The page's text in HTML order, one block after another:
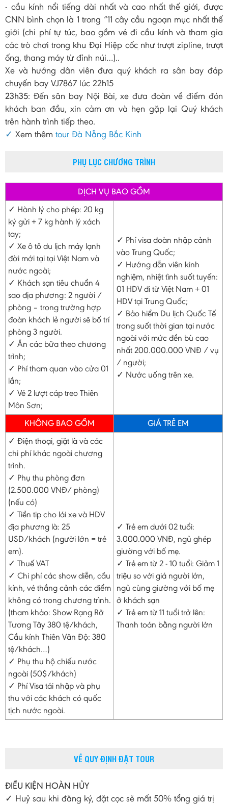
- cầu kính nổi tiếng dài nhất và cao nhất thế giới, được
CNN bình chọn là 1 trong “11 cây cầu ngoạn mục nhất thế
giới (chi phí tự túc, bao gồm vé đi cầu kính và tham gia
các trò chơi trong khu Đại Hiệp cốc như trượt zipline, trượt
ống, thang máy từ đỉnh núi…)..
Xe và hướng dân viên đưa quý khách ra sân bay đáp
chuyến bay VJ7867 lúc 22h15
23h35: Đến sân bay Nội Bài, xe đưa đoàn về điểm đón
khách ban đầu, xin cảm ơn và hẹn gặp lại Quý khách
trên hành trình tiếp theo.
✓ Xem thêm tour Đà Nẵng Bắc Kinh
PHỤ LỤC CHƯƠNG TRÌNH
DỊCH VỤ BAO GỒM
✓ Hành lý cho phép: 20 kg
ký gửi + 7 kg hành lý xách
tay;
✓ Xe ô tô du lịch máy lạnh
đời mới tại tại Việt Nam và
nước ngoài;
✓ Khách sạn tiêu chuẩn 4
sao địa phương: 2 người /
phòng – trong trường hợp
đoàn khách lẻ người sẽ bố trí
phòng 3 người.
✓ Ăn các bữa theo chương
trình;
✓ Phí tham quan vào cửa 01
lần;
✓ Vé 2 lượt cáp treo Thiên
Môn Sơn;
✓ Phí visa đoàn nhập cảnh
vào Trung Quốc;
✓ Hướng dẫn viên kinh
nghiệm, nhiệt tình suốt tuyến:
01 HDV đi từ Việt Nam + 01
HDV tại Trung Quốc;
✓ Bảo hiểm Du lịch Quốc Tế
trong suốt thời gian tại nước
ngoài với mức đền bù cao
nhất 200.000.000 VNĐ / vụ
/ người;
✓ Nước uống trên xe.
KHÔNG BAO GỒM
GIÁ TRẺ EM
✓ Điện thoại, giặt là và các
chi phí khác ngoài chương
trình.
✓ Phụ thu phòng đơn
(2.500.000 VNĐ/ phòng)
(nếu có)
✓ Tiền tip cho lái xe và HDV
địa phương là: 25
USD/khách (người lớn = trẻ
em).
✓ Thuế VAT
✓ Chi phí các show diễn, cầu
kính, vé thắng cảnh các điểm
không có trong chương trình.
(tham khảo: Show Rạng Rỡ
Tương Tây 380 tệ/khách,
Cầu kính Thiên Vân Độ: 380
tệ/khách…)
✓ Phụ thu hộ chiếu nước
ngoài (50$/khách)
✓ Phí Visa tái nhập và phụ
thu với các khách có quốc
tịch nước ngoài.
✓ Trẻ em dưới 02 tuổi:
3.000.000 VNĐ, ngủ ghép
giường với bố mẹ.
✓ Trẻ em từ 2 - 10 tuổi: Giảm 1
triệu so với giá người lớn,
ngủ cùng giường với bố mẹ
ở khách sạn
✓ Trẻ em từ 11 tuổi trở lên:
Thanh toán bằng người lớn
VỀ QUY ĐỊNH ĐẶT TOUR
ĐIỀU KIỆN HOÀN HỦY
✓ Huỷ sau khi đăng ký, đặt cọc sẽ mất 50% tổng giá trị